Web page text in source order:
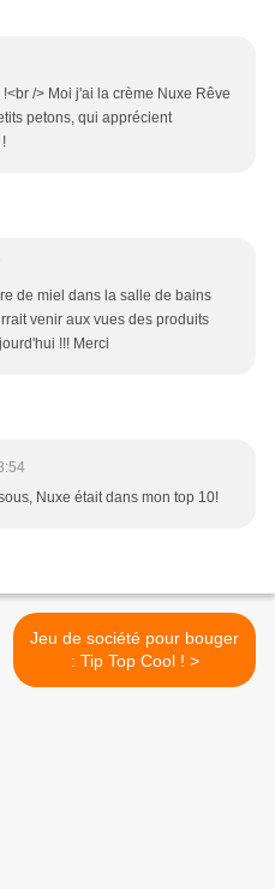
/> Moi j'ai la crème Nuxe Rêve
petons, qui apprécient
de miel dans la salle de bains
venir aux vues des produits
!!! Merci
Nuxe était dans mon top 10!
Jeu de société pour bouger
: Tip Top Cool ! >